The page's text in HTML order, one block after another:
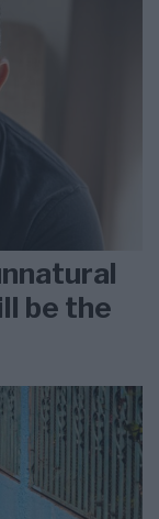
be the